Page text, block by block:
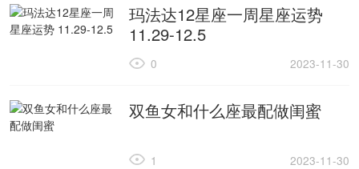
玛法达12星座一周星座运势
11.29-12.5
2023-11-30
0
双鱼女和什么座最配做闺蜜
2023-11-30
1